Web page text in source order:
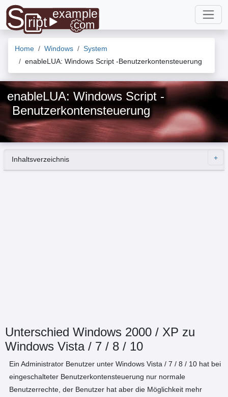
Home Windows
System
enableLUA: Windows Script -Benutzerkontensteuerung
enableLUA: Windows Script -
Benutzerkontensteuerung
Inhaltsverzeichnis
Unterschied Windows 2000 / XP zu
Windows Vista / 7 / 8 / 10
Ein Administrator Benutzer unter Windows Vista / 7 / 8 / 10 hat bei
eingeschalteter Benutzerkontensteuerung nur normale
Benutzerrechte, der Benutzer hat aber die Möglichkeit mehr